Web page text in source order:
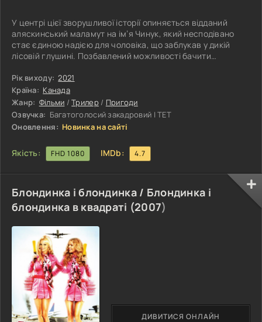
У центрі цієї зворушливої історії опиняється відданий
аляскинський маламут на ім’я Чинук, який несподівано
стає єдиною надією для чоловіка, що заблукав у дикій
лісовій глушині. Позбавлений можливості бачити
де кожен неправильний крок може коштувати життя. Саме
тоді вірний пес бере на себе відповідальність провести
свого господаря крізь численні перешкоди та допомогти
йому знайти шлях до порятунку. Тим часом діти зниклого
чоловіка
Рік виходу: 2021
Країна: Канада
Жанр: Фільми /Трилер/ Пригоди
Озвучка: Багатоголосий закадровий | ТЕТ
Оновлення: Новинка на сайті
Якість: FHD 1080 IMDb: 4.7
Блондинка і блондинка / Блондинка і
блондинка в квадраті (2007)
ДИВИТИСЯ ОНЛАЙН